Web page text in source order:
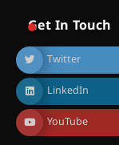
Get In Touch
Twitter
LinkedIn
YouTube